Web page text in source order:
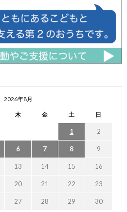
2026年8月
木 金 土 日
1 2
6 7 8 9
13 14 15 16
20 21 22 23
27 28 29 30